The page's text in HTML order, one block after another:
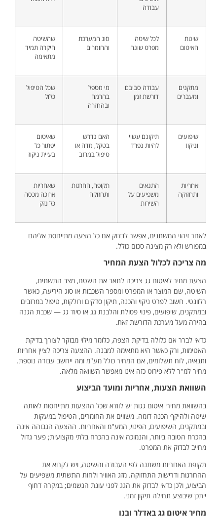
עבודה
שיטת
האיטום
לכל שיטה
מפרט שונה
סוג המערכת
והחומרים
שהשיטה
היקרה תמיד
מתאימה
מתקנים
ומעברים
עבודה סביבם
דורשת זמן
מי מטפל
בהרמה
ובהחזרה
שכל הטיפול
כלול
שיפועים
וניקוז
תיקונם עשוי
להיות נפרד
האם נדרש
בטקל, מדה או
טיפול במרזב
שאיטום
יפתור כל
בעיית ניקוז
אחריות
ותחזוקה
התנאים
משפיעים על
השירות
תקופה, החרגות
ותחזוקה
שאחריות
ארוכה מכסה
כל נזק
לאחר זיהוי המשתנים, אפשר לבדוק אם כל הצעה מתייחסת אליהם
במפורש ולא רק מציגה סכום כולל.
מה צריכה לכלול הצעת המחיר
הצעת מחיר לאיטום גג צריכה לתאר את השטח, מצב התשתית,
השיטה, שם המוצר או המפרט ומספר השכבות או סוג היריעה, כאשר
רלוונטי. חשוב לפרט ניקוי והכנה, תיקון סדקים ורולקות, טיפול במרזבים
ובמתקנים, שיפועים, פינוי פסולת והלבנת גג או סיוד גג — שכבת הגנה
בהירה מעל מערכת הדורשת זאת.
כדאי לברר אם כלולה בדיקת הצפה, כלומר מילוי מבוקר לצורך בדיקת
האטימות, ורק כאשר היא מתאימה למבנה. ההצעה צריכה לציין אחריות
ותנאיה, לוח תשלומים, אם המחיר כולל מע"מ ומה ייחשב עבודה נוספת.
מחיר למ"ר ללא פירוט כזה אינו מאפשר השוואה מלאה.
השוואת הצעות, אחריות ומועד הביצוע
בהשוואת מחירי איטום גגות יש לוודא שכל ההצעות מתייחסות לאותה
שיטה ולהיקף הכנה דומה. משווים את החומרים, הטיפול במעקות
ובמתקנים, השיפועים, הפינוי, המע"מ והאחריות. ההצעה הגבוהה אינה
בהכרח הטובה ביותר, והנמוכה אינה בהכרח בלתי מקצועית; פער גדול
מחייב לבדוק את המפרט.
תקופת האחריות משתנה לפי העבודה והשיטה, ויש לקרוא את
ההחרגות ודרישות התחזוקה. מזג האוויר ולחות התשתית משפיעים על
הביצוע, ולכן כדאי לבדוק את הגג לפני עונת הגשמים; במקרה דחוף
ייתכן שיבוצע תחילה תיקון זמני.
מחיר איטום גג באדלר ובנו